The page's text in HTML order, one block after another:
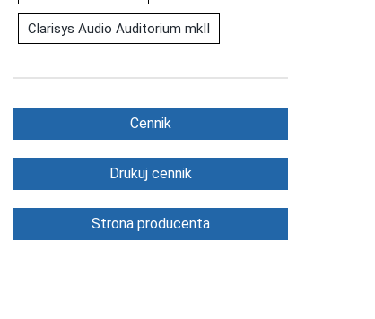
Clarisys Audio Auditorium mkII
Cennik
Drukuj cennik
Strona producenta